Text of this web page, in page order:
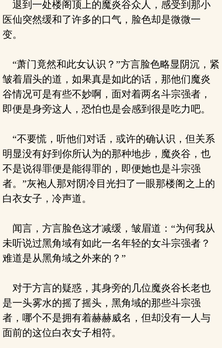
退到一处楼阁顶上的魔炎谷众人，感受到那小
医仙突然缓和了许多的口气，脸色却是微微一
变。
“萧门竟然和此女认识？”方言脸色略显阴沉，紧
皱着眉头的道，如果真是如此的话，那他们魔炎
谷情况可是有些不妙啊，面对着两名斗宗强者，
即便是身旁这人，恐怕也是会感到很是吃力吧。
“不要慌，听他们对话，或许的确认识，但关系
明显没有好到你所认为的那种地步，魔炎谷，也
不是说得罪便是能得罪的，即便她也是斗宗强
者。”灰袍人那对阴冷目光扫了一眼那楼阁之上的
白衣女子，冷声道。
闻言，方言脸色这才减缓，皱眉道：“为何我从
未听说过黑角域有如此一名年轻的女斗宗强者？
难道是从黑角域之外来的？”
对于方言的疑惑，其身旁的几位魔炎谷长老也
是一头雾水的摇了摇头，黑角域的那些斗宗强
者，哪个不是拥有着赫赫威名，但却没有一人与
面前的这位白衣女子相符。